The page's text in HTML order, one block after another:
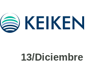
13/Diciembre